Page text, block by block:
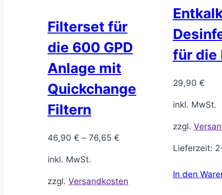
Filterset für
die 600 GPD
Anlage mit
Quickchange
Filtern
46,90 € – 76,65 €
inkl. MwSt.
zzgl. Versandkosten
für die
29,90 €
inkl. MwSt.
zzgl.
Lieferzeit:
In den